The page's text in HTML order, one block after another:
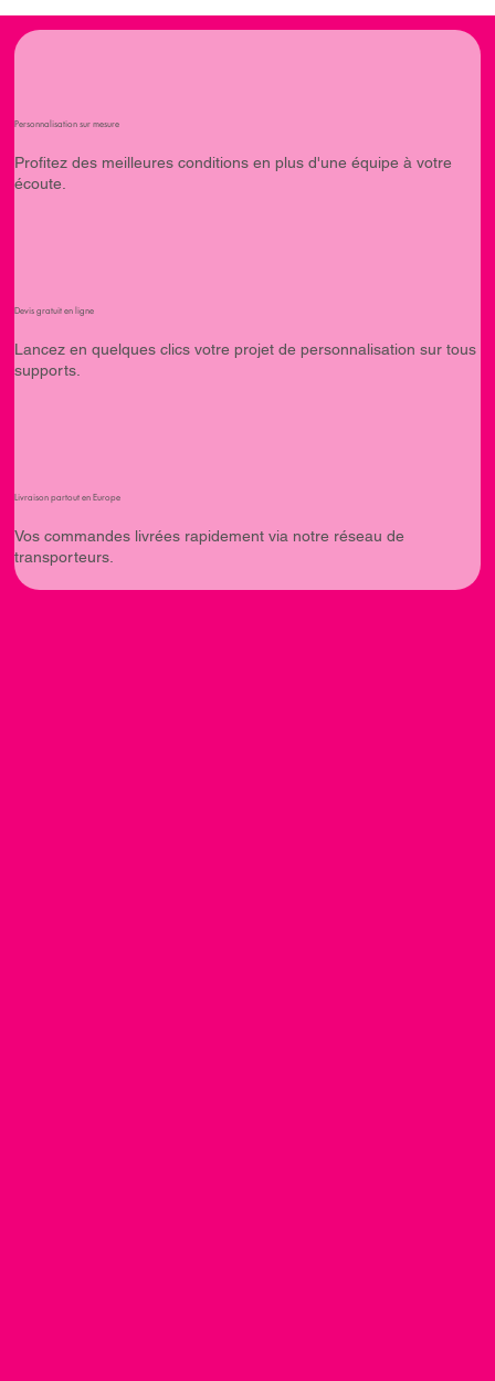
Personnalisation sur mesure
Profitez des meilleures conditions en plus d'une équipe à votre
écoute.
Devis gratuit en ligne
Lancez en quelques clics votre projet de personnalisation sur tous
supports.
Livraison partout en Europe
Vos commandes livrées rapidement via notre réseau de
transporteurs.